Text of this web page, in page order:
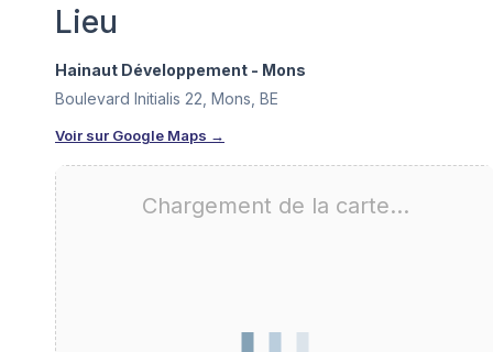
Lieu
Hainaut Développement - Mons
Boulevard Initialis 22, Mons, BE
Voir sur Google Maps →
Chargement de la carte…